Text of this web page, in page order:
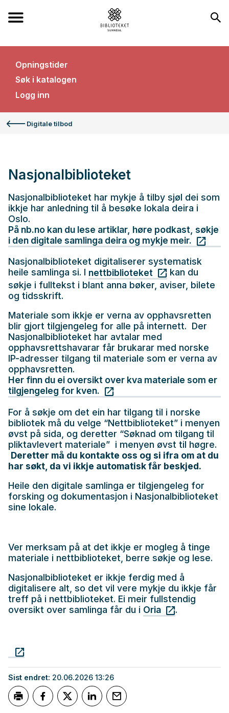
Opningstider
Søk i katalogen
Logg inn
Digitale tilbod
Nasjonalbiblioteket
Nasjonalbiblioteket har mykje å tilby sjøl dei som
ikkje har anledning til å besøke lokala deira i
Oslo.
På nb.no kan du lese artiklar, høre podkast, søkje
i den digitale samlinga deira og mykje meir.
Nasjonalbiblioteket digitaliserer systematisk
heile samlinga si. I nettbiblioteket
kan du
søkje i fulltekst i blant anna bøker, aviser, bilete
og tidsskrift.
Materiale som ikkje er verna av opphavsretten
blir gjort tilgjengeleg for alle på internett. Der
Nasjonalbiblioteket har avtalar med
opphavsrettshavarar får brukarar med norske
IP-adresser tilgang til materiale som er verna av
opphavsretten.
Her finn du ei oversikt over kva materiale som er
tilgjengeleg for kven.
For å søkje om det ein har tilgang til i norske
bibliotek må du velge “Nettbiblioteket” i menyen
øvst på sida, og deretter “Søknad om tilgang til
pliktavlevert materiale” i menyen øvst til høgre.
Deretter må du kontakte oss og si ifra om at du
har søkt, da vi ikkje automatisk får beskjed.
Heile den digitale samlinga er tilgjengeleg for
forsking og dokumentasjon i Nasjonalbiblioteket
sine lokale.
Ver merksam på at det ikkje er mogleg å tinge
materiale i nettbiblioteket, berre søkje og lese.
Nasjonalbiblioteket er ikkje ferdig med å
digitalisere alt, so det vil vere mykje du ikkje får
treff på i nettbiblioteket. Ei meir fullstendig
oversikt over samlinga får du i Oria .
Sist endret 20.06.2026 13:26